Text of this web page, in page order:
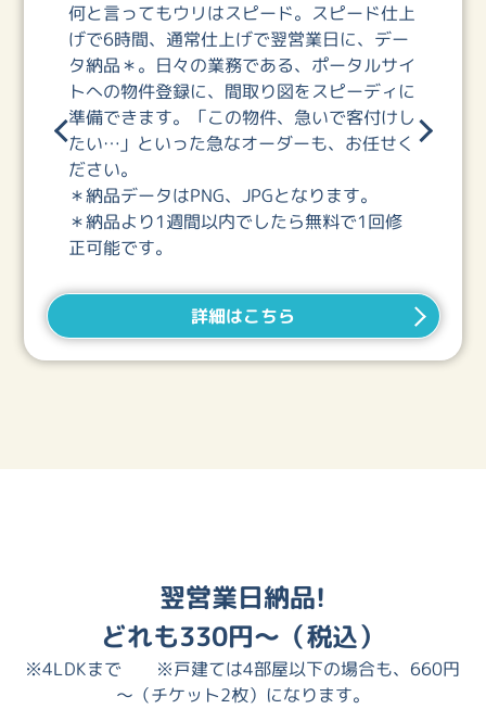
何と言ってもウリはスピード。スピード仕上
げで6時間、通常仕上げで翌営業日に、デー
タ納品＊。日々の業務である、ポータルサイ
トへの物件登録に、間取り図をスピーディに
準備できます。「この物件、急いで客付けし
たい…」といった急なオーダーも、お任せく
ださい。
＊納品データはPNG、JPGとなります。
＊納品より1週間以内でしたら無料で1回修
正可能です。
詳細はこちら
翌営業日納品!
どれも330円～（税込）
※4LDKまで ※戸建ては4部屋以下の場合も、660円
～（チケット2枚）になります。